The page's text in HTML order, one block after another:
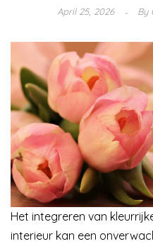
April 25, 2026 By
Het integreren van
interieur kan een